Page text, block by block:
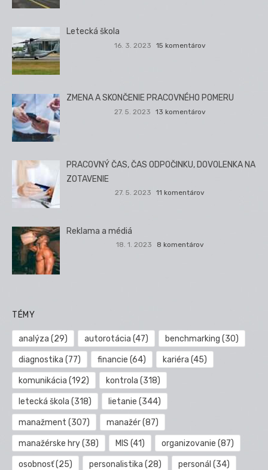
Letecká škola
16. 3. 2023 15 komentárov
ZMENA A SKONČENIE PRACOVNÉHO POMERU
27. 5. 2023 13 komentárov
PRACOVNÝ ČAS, ČAS ODPOČINKU, DOVOLENKA NA
ZOTAVENIE
27. 5. 2023 11 komentárov
Reklama a médiá
18. 1. 2023 8 komentárov
TÉMY
analýza (29) autorotácia (47) benchmarking (30)
diagnostika (77) financie (64) kariéra (45)
komunikácia (192) kontrola (318)
letecká škola (318) lietanie (344)
manažment (307) manažér(87)
manažérske hry(38) MIS (41) organizovanie (87)
osobnosť(25) personalistika (28) personál (34)